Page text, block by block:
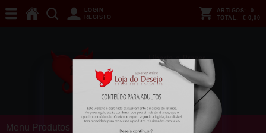
LOGIN
REGISTO
ARTIGOS:
0
TOTAL: € 0,00
Menu Produtos